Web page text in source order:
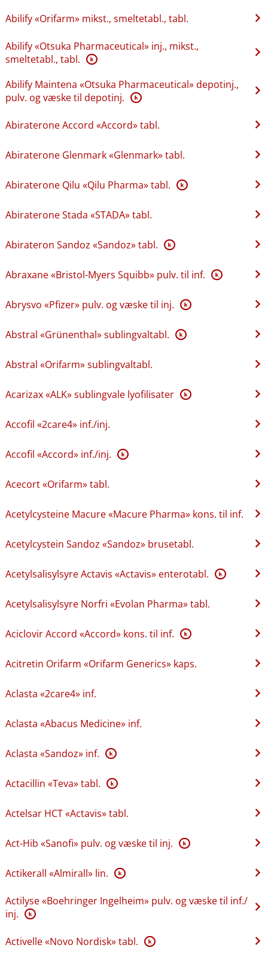
Abilify «Orifarm» mikst., smeltetabl., tabl.
Abilify «Otsuka Pharmaceutical» inj., mikst.,
smeltetabl., tabl. K
Abilify Maintena «Otsuka Pharmaceutical» depotinj.,
pulv. og væske til depotinj. K
Abiraterone Accord «Accord» tabl.
Abiraterone Glenmark «Glenmark» tabl.
Abiraterone Qilu «Qilu Pharma» tabl. K
Abiraterone Stada «STADA» tabl.
Abirateron Sandoz «Sandoz» tabl. K
Abraxane «Bristol-Myers Squibb» pulv. til inf. K
Abrysvo «Pfizer» pulv. og væske til inj. K
Abstral «Grünenthal» sublingvaltabl. K
Abstral «Orifarm» sublingvaltabl.
Acarizax «ALK» sublingvale lyofilisater K
Accofil «2care4» inf.​/​inj.
Accofil «Accord» inf.​/​inj. K
Acecort «Orifarm» tabl.
Acetylcysteine Macure «Macure Pharma» kons. til inf.
Acetylcystein Sandoz «Sandoz» brusetabl.
Acetylsalisylsyre Actavis «Actavis» enterotabl. K
Acetylsalisylsyre Norfri «Evolan Pharma» tabl.
Aciclovir Accord «Accord» kons. til inf. K
Acitretin Orifarm «Orifarm Generics» kaps.
Aclasta «2care4» inf.
Aclasta «Abacus Medicine» inf.
Aclasta «Sandoz» inf. K
Actacillin «Teva» tabl. K
Actelsar HCT «Actavis» tabl.
Act-Hib «Sanofi» pulv. og væske til inj. K
Actikerall «Almirall» lin. K
Actilyse «Boehringer Ingelheim» pulv. og væske til inf.​/​
inj. K
Activelle «Novo Nordisk» tabl. K